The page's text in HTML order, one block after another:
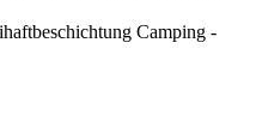
Camping -